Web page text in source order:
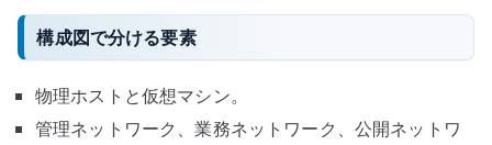
構成図で分ける要素
物理ホストと仮想マシン。
管理ネットワーク、業務ネットワーク、公開ネットワ